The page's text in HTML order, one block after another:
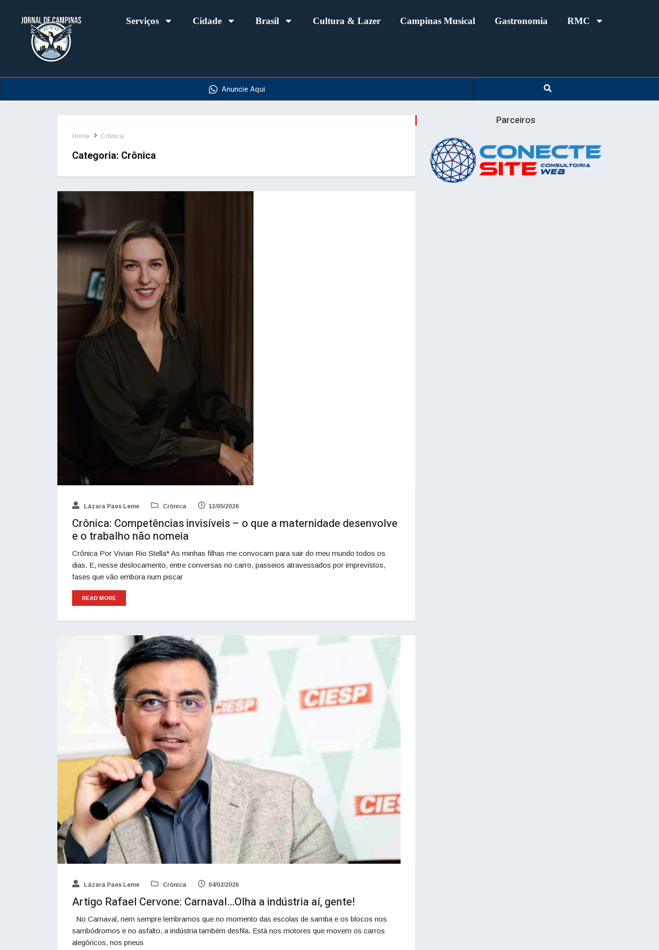
Serviços Cidade Brasil Cultura & Lazer Campinas Musical Gastronomia RMC
Anuncie Aqui
Home Crônica
Categoria: Crônica
Lázara Paes Leme Crônica 13/05/2026
Crônica: Competências invisíveis – o que a maternidade desenvolve
e o trabalho não nomeia
Crônica Por Vivian Rio Stella* As minhas filhas me convocam para sair do meu mundo todos os
dias. E, nesse deslocamento, entre conversas no carro, passeios atravessados por imprevistos,
fases que vão embora num piscar
READ MORE
Lázara Paes Leme Crônica 04/02/2026
Artigo Rafael Cervone: Carnaval…Olha a indústria aí, gente!
No Carnaval, nem sempre lembramos que no momento das escolas de samba e os blocos nos
sambódromos e no asfalto, a indústria também desfila. Está nos motores que movem os carros
alegóricos, nos pneus
Parceiros